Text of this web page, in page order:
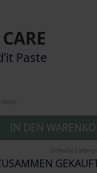
Paste
IN DEN
Schnelle